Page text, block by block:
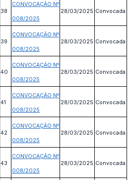
38
CONVOCAÇÃO Nº
008/2025
28/03/2025 Convocada
39
CONVOCAÇÃO Nº
008/2025
28/03/2025 Convocada
40
CONVOCAÇÃO Nº
008/2025
28/03/2025 Convocada
41
CONVOCAÇÃO Nº
008/2025
28/03/2025 Convocada
42
CONVOCAÇÃO Nº
008/2025
28/03/2025 Convocada
43
CONVOCAÇÃO Nº
008/2025
28/03/2025 Convocada